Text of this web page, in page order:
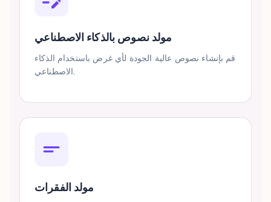
مولد نصوص بالذكاء الاصطناعي
قم بإنشاء نصوص عالية الجودة لأي غرض باستخدام الذكاء
الاصطناعي.
مولد الفقرات